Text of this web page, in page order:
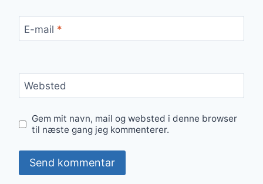
E-mail *
Websted
Gem mit navn, mail og websted i denne browser
til næste gang jeg kommenterer.